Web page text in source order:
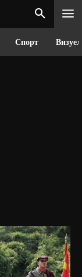
Спорт